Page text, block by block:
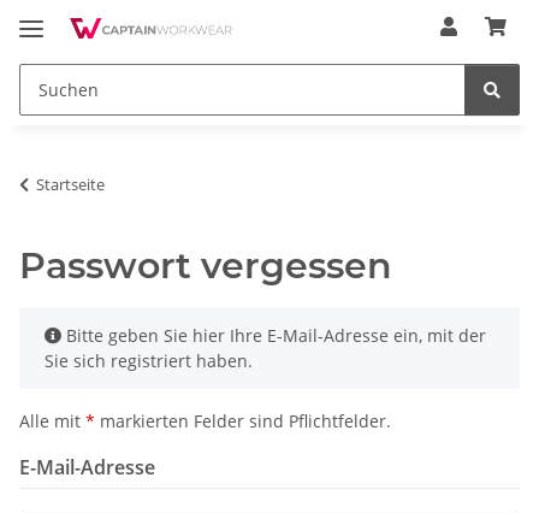
Startseite
Passwort vergessen
x
Bitte geben Sie hier Ihre E-Mail-Adresse ein, mit der
Sie sich registriert haben.
Alle mit * markierten Felder sind Pflichtfelder.
E-Mail-Adresse